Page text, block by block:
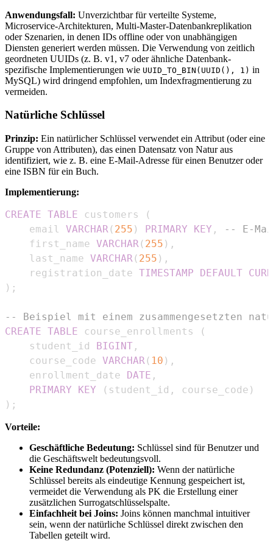
Anwendungsfall: Unverzichtbar für verteilte Systeme,
Microservice-Architekturen, Multi-Master-Datenbankreplikation
oder Szenarien, in denen IDs offline oder von unabhängigen
Diensten generiert werden müssen. Die Verwendung von zeitlich
geordneten UUIDs (z. B. v1, v7 oder ähnliche Datenbank-
spezifische Implementierungen wie UUID_TO_BIN(UUID(), 1) in
MySQL) wird dringend empfohlen, um Indexfragmentierung zu
vermeiden.
Natürliche Schlüssel
Prinzip: Ein natürlicher Schlüssel verwendet ein Attribut (oder eine
Gruppe von Attributen), das einen Datensatz von Natur aus
identifiziert, wie z. B. eine E-Mail-Adresse für einen Benutzer oder
eine ISBN für ein Buch.
Implementierung:
CREATE TABLE customers
(
    email
VARCHAR( 255 ) PRIMARY KEY ,
-- E-
    first_name
VARCHAR( 255 ) ,
    last_name
VARCHAR( 255 ) ,
    registration_date
TIMESTAMP DEFAULT
) ;
-- Beispiel mit einem zusammengesetzten
CREATE TABLE course_enrollments
(
    student_id
BIGINT ,
    course_code
VARCHAR( 10 ) ,
    enrollment_date
DATE ,
PRIMARY
KEY ( student_id , course_code )
) ;
Vorteile:
Geschäftliche Bedeutung: Schlüssel sind für Benutzer und
die Geschäftswelt bedeutungsvoll.
Keine Redundanz (Potenziell): Wenn der natürliche
Schlüssel bereits als eindeutige Kennung gespeichert ist,
vermeidet die Verwendung als PK die Erstellung einer
zusätzlichen Surrogatschlüsselspalte.
Einfachheit bei Joins: Joins können manchmal intuitiver
sein, wenn der natürliche Schlüssel direkt zwischen den
Tabellen geteilt wird.